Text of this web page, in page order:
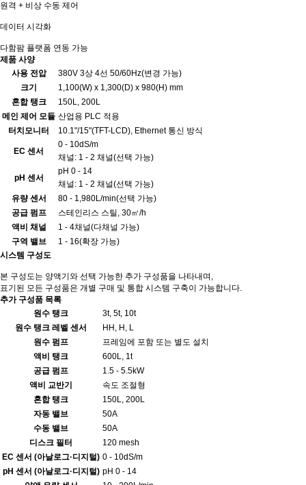
원격 + 비상 수동 제어
데이터 시각화
다함팜 플랫폼 연동 가능
제품 사양
사용 전압
380V 3상 4선 50/60Hz(변경 가능)
크기
1,100(W) x 1,300(D) x 980(H) mm
혼합 탱크
150L, 200L
메인 제어 모듈 산업용 PLC 적용
터치모니터
10.1"/15"(TFT-LCD), Ethernet 통신 방식
EC 센서
0 - 10dS/m
채널: 1 - 2 채널(선택 가능)
pH 센서
pH 0 - 14
채널: 1 - 2 채널(선택 가능)
유량 센서
80 - 1,980L/min(선택 가능)
공급 펌프
스테인리스 스틸, 30㎥/h
액비 채널
1 - 4채널(다채널 가능)
구역 밸브
1 - 16(확장 가능)
시스템 구성도
본 구성도는 양액기와 선택 가능한 추가 구성품을 나타내며,
표기된 모든 구성품은 개별 구매 및 통합 시스템 구축이 가능합니다.
추가 구성품 목록
원수 탱크
3t, 5t, 10t
원수 탱크 레벨 센서
HH, H, L
원수 펌프
프레임에 포함 또는 별도 설치
액비 탱크
600L, 1t
공급 펌프
1.5 - 5.5kW
액비 교반기
속도 조절형
혼합 탱크
150L, 200L
자동 밸브
50A
수동 밸브
50A
디스크 필터
120 mesh
EC 센서 (아날로그·디지털) 0 - 10dS/m
pH 센서 (아날로그·디지털) pH 0 - 14